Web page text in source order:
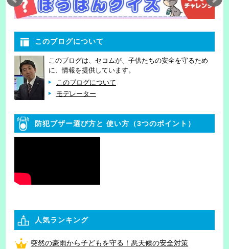
このブログについて
このブログは、セコムが、子供たちの安全を守るため
に、情報を提供しています。
このブログについて
モデレーター
防犯ブザー選び方と 使い方（3つのポイント）
人気ランキング
突然の豪雨から子どもを守る！悪天候の安全対策